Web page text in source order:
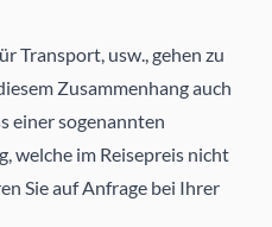
Transport, usw., gehen zu
Zusammenhang auch
einer sogenannten
welche im Reisepreis nicht
Sie auf Anfrage bei Ihrer